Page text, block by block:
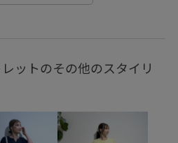
キーホルダー サイズ調整
デザイン性 デニムパンツ
ス ペプラム ボリューム感
ットのその他のスタイリ